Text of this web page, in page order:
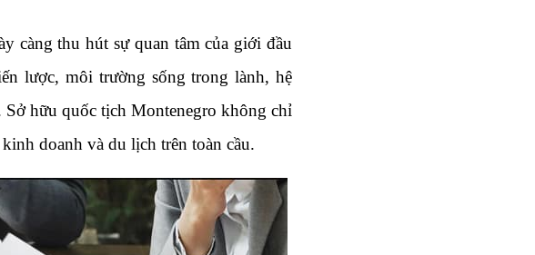
càng thu hút sự quan tâm của giới đầu
lược, môi trường sống trong lành, hệ
hữu quốc tịch Montenegro không chỉ
doanh và du lịch trên toàn cầu.